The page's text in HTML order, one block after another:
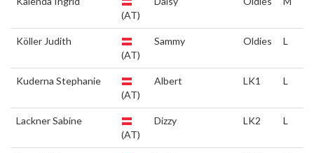
(AT)
Köller Judith
(AT)
Sammy Oldies L
Kuderna Stephanie
(AT)
Albert LK1 L
Lackner Sabine
(AT)
Dizzy LK2 L